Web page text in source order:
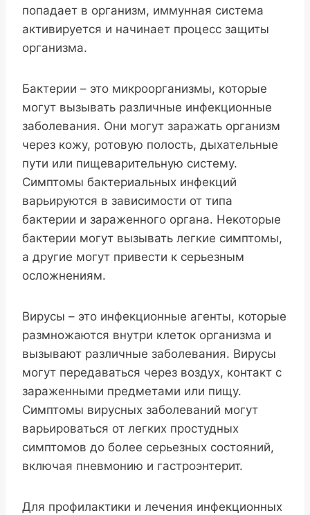
попадает в организм, иммунная система
активируется и начинает процесс защиты
организма.
Бактерии – это микроорганизмы, которые
могут вызывать различные инфекционные
заболевания. Они могут заражать организм
через кожу, ротовую полость, дыхательные
пути или пищеварительную систему.
Симптомы бактериальных инфекций
варьируются в зависимости от типа
бактерии и зараженного органа. Некоторые
бактерии могут вызывать легкие симптомы,
а другие могут привести к серьезным
осложнениям.
Вирусы – это инфекционные агенты, которые
размножаются внутри клеток организма и
вызывают различные заболевания. Вирусы
могут передаваться через воздух, контакт с
зараженными предметами или пищу.
Симптомы вирусных заболеваний могут
варьироваться от легких простудных
симптомов до более серьезных состояний,
включая пневмонию и гастроэнтерит.
Для профилактики и лечения инфекционных